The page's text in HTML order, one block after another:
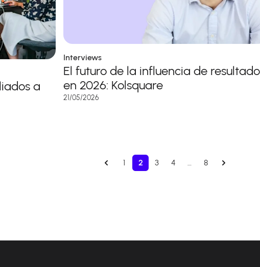
a
Interviews
El futuro de la influencia de
en 2026: Kolsquare
21/05/2026
1 2 3 4 8